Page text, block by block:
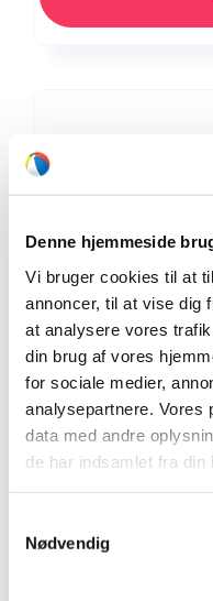
Denne hjemmeside
Vi bruger cookies til at
annoncer, til at vise dig
at analysere vores
din brug af vores
for sociale medier,
analysepartnere. Vores
data med andre
de har indsamlet fra din
Nødvendig
Bøllehat